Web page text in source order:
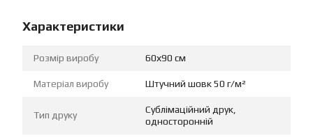
Характеристики
Розмір виробу 60х90 см
Матеріал виробу Штучний шовк 50 г/м²
Тип друку
Сублімаційний друк,
односторонній